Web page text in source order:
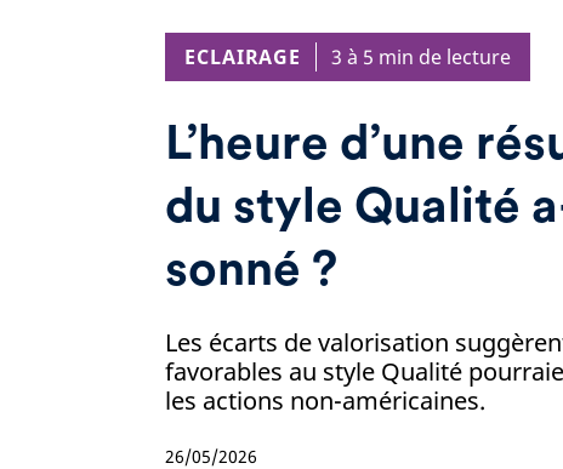
ECLAIRAGE 3 à 5 min de lecture
L’heure d’une
du style Qualité
sonné ?
Les écarts de valorisation
favorables au style Qualité
les actions non-américaines.
26/05/2026